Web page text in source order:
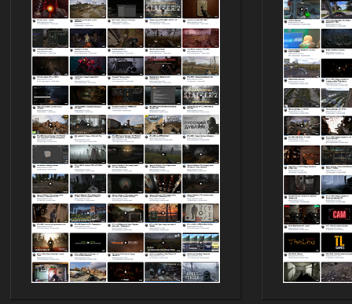
ANOMALY ※ MEDIUM 7.0
19:14
Stalker-Mods-Clan-su
Доступно только для пользователей
Ответить ➤
03.08.2026
Improved Weapon Pack (I.W.P.) - UPD
30.12.25
11:00
Stalker-Mods-Clan-su
Глобальный патч от
31.07.2026.
Устанавливать только
поверх финальной версии все в одном
(Standalone Final) от 29.12.2025!
Доступно только для пользователей